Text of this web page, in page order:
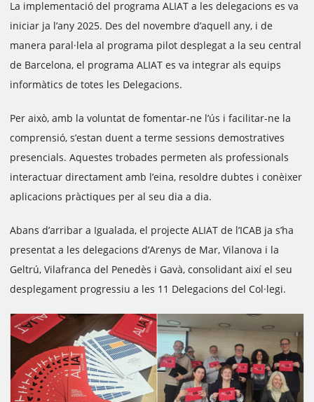
La implementació del programa ALIAT a les delegacions es va
iniciar ja l’any 2025. Des del novembre d’aquell any, i de
manera paral·lela al programa pilot desplegat a la seu central
de Barcelona, el programa ALIAT es va integrar als equips
informàtics de totes les Delegacions.
Per això, amb la voluntat de fomentar-ne l’ús i facilitar-ne la
comprensió, s’estan duent a terme sessions demostratives
presencials. Aquestes trobades permeten als professionals
interactuar directament amb l’eina, resoldre dubtes i conèixer
aplicacions pràctiques per al seu dia a dia.
Abans d’arribar a Igualada, el projecte ALIAT de l’ICAB ja s’ha
presentat a les delegacions d’Arenys de Mar, Vilanova i la
Geltrú, Vilafranca del Penedès i Gavà, consolidant així el seu
desplegament progressiu a les 11 Delegacions del Col·legi.